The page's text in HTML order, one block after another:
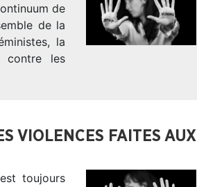
de
de la
la
contre les
VIOLENCES FAITES AUX
toujours